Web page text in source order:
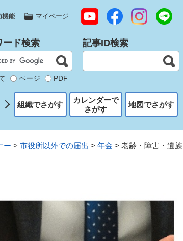
機能 マイページ
ード検索
ページ PDF
記事ID検索
組織でさがす
カレンダーで
さがす
地図でさがす
ー > 市役所以外での届出 > 年金 > 老齢・障害・遺族